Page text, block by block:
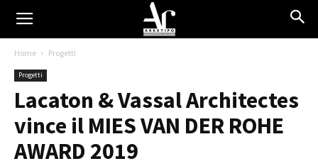
Home Progetti
Progetti
Lacaton & Vassal Architectes
vince il MIES VAN DER ROHE
AWARD 2019